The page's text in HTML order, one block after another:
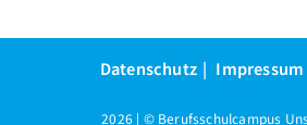
Datenschutz Impressum
2026 | © Berufsschulcampus